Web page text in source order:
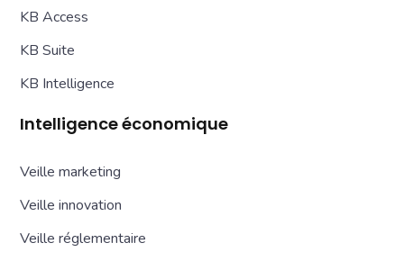
KB Access
KB Suite
KB Intelligence
Intelligence économique
Veille marketing
Veille innovation
Veille réglementaire